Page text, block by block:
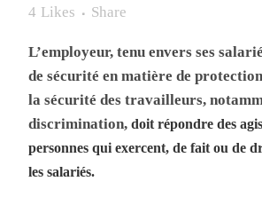
4 Likes Share
L’employeur, tenu envers ses
de sécurité en matière de
la sécurité des travailleurs,
discrimination,doit répondre des
personnes qui exercent, de fait ou de
les salariés.